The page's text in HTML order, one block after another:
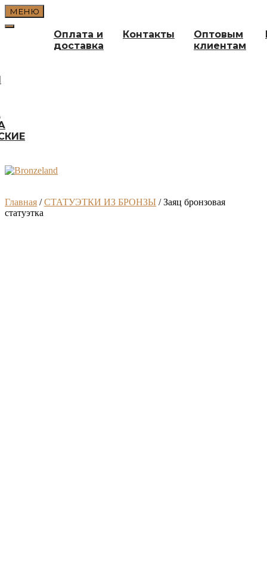
Перейти
к
содержимому
МЕНЮ
Оплата и
доставка
Контакты
Оптовым
клиентам
Главная /СТАТУЭТКИ ИЗ БРОНЗЫ / Заяц бронзовая
статуэтка